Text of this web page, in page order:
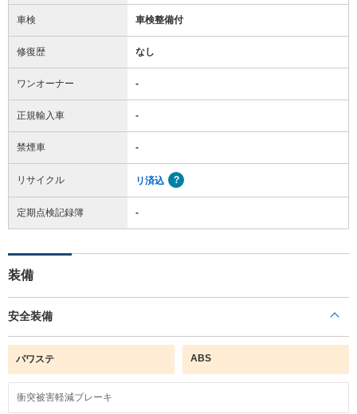
車検 車検整備付
修復歴 なし
ワンオーナー -
正規輸入車 -
禁煙車 -
リサイクル リ済込
定期点検記録簿 -
装備
安全装備
パワステ ABS
衝突被害軽減ブレーキ